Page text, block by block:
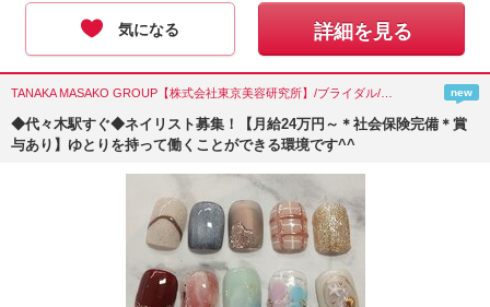
気になる 詳細を見る
new
◆代々木駅すぐ◆ネイリスト募集！【月給24万円～＊社会保険完備＊賞
与あり】ゆとりを持って働くことができる環境です^^